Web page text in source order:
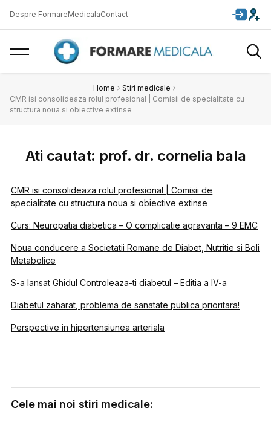
Despre FormareMedicalaContact
Home
Stiri medicale
CMR isi consolideaza rolul profesional | Comisii de specialitate cu
structura noua si obiective extinse
Ati cautat: prof. dr. cornelia bala
CMR isi consolideaza rolul profesional | Comisii de
specialitate cu structura noua si obiective extinse
Curs: Neuropatia diabetica – O complicatie agravanta – 9 EMC
Noua conducere a Societatii Romane de Diabet, Nutritie si Boli
Metabolice
S-a lansat Ghidul Controleaza-ti diabetul – Editia a IV-a
Diabetul zaharat, problema de sanatate publica prioritara!
Perspective in hipertensiunea arteriala
Cele mai noi stiri medicale: